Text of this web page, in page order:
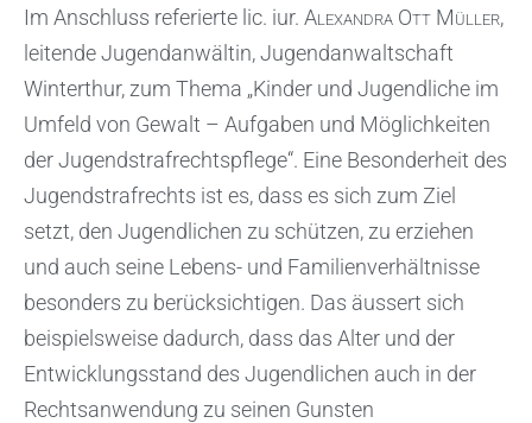
Im Anschluss referierte lic. iur. Alexandra Ott Müller,
leitende Jugendanwältin, Jugendanwaltschaft
Winterthur, zum Thema „Kinder und Jugendliche im
Umfeld von Gewalt – Aufgaben und Möglichkeiten
der Jugendstrafrechtspflege“. Eine Besonderheit des
Jugendstrafrechts ist es, dass es sich zum Ziel
setzt, den Jugendlichen zu schützen, zu erziehen
und auch seine Lebens- und Familienverhältnisse
besonders zu berücksichtigen. Das äussert sich
beispielsweise dadurch, dass das Alter und der
Entwicklungsstand des Jugendlichen auch in der
Rechtsanwendung zu seinen Gunsten